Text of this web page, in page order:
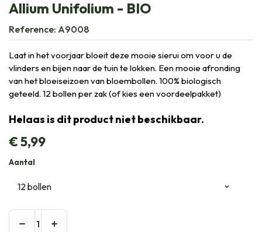
Allium Unifolium - BIO
Reference: A9008
Laat in het voorjaar bloeit deze mooie sierui om voor u de
vlinders en bijen naar de tuin te lokken. Een mooie afronding
van het bloeiseizoen van bloembollen. 100% biologisch
geteeld. 12 bollen per zak (of kies een voordeelpakket)
Helaas is dit product niet beschikbaar.
€5,99
Aantal